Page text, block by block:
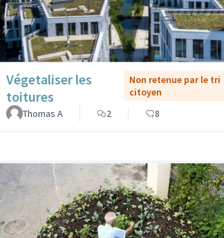
Végetaliser les
toitures
Non retenue par le tri
citoyen
Thomas A
2 8